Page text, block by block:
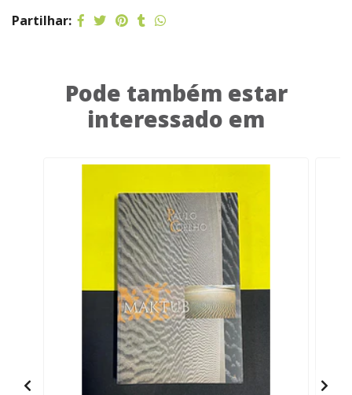
Partilhar:
Pode também estar
interessado em